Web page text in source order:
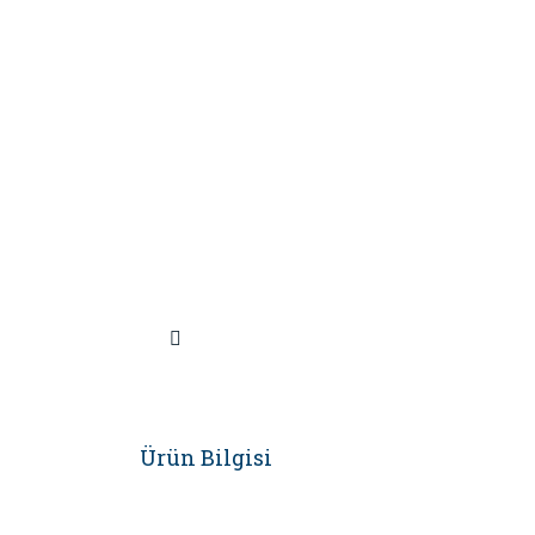
Ürün Bilgisi